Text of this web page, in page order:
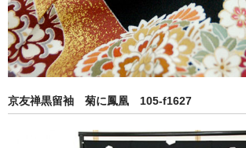
京友禅黒留袖 菊に鳳凰 105-f1627